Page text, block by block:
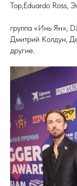
Top,Eduardo Ross,
группа «Инь Ян»,
Дмитрий Колдун,
другие.